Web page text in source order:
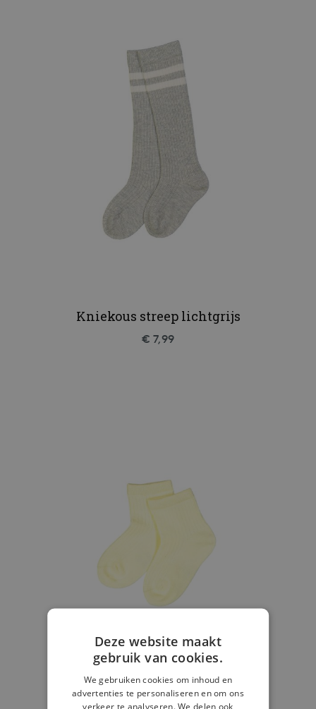
Kniekous streep lichtgrijs
€ 7,99
Deze website maakt
gebruik van cookies.
We gebruiken cookies om inhoud en
advertenties te personaliseren en om ons
verkeer te analyseren. We delen ook